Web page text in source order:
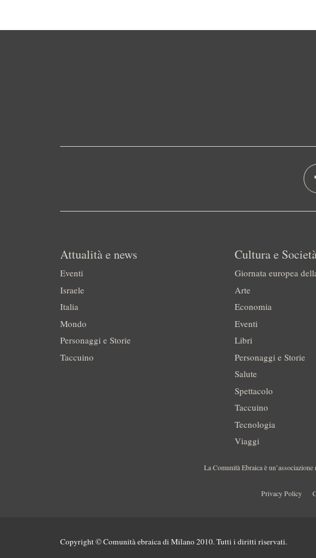
Attualità e news
Eventi
Israele
Italia
Mondo
Personaggi e Storie
Taccuino
Cultura e
Giornata europea
Arte
Economia
Eventi
Libri
Personaggi e Storie
Salute
Spettacolo
Taccuino
Tecnologia
Viaggi
La Comunità Ebraica è
Privacy Policy
Copyright © Comunità ebraica di Milano 2010. Tutti i diritti riservati.